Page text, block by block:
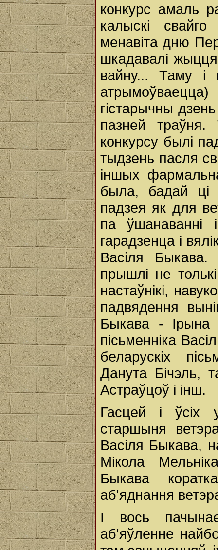
конкурс амаль
калыскі
менавіта дню
шкадавалі жыцця
вайну... Таму і
гістарычны
пазней траўня.
конкурсу былі
тыдзень пасля
іншых
была, бадай ці
падзея як для
па ўшанаванні
гарадзенца і
Васіля Быкава.
прышлі не
настаўнікі,
падвядення
Быкава - Ірына
пісьменніка
беларускіх
Данута Бічэль,
Астраўцоў і інш.
Гасцей і ўсіх
старшыня
Васіля Быкава,
Мікола
Быкава
аб'яднання
І вось
аб'яўленне